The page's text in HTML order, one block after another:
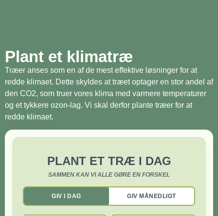
Plant et klimatræ
Træer anses som en af de mest effektive løsninger for at
redde klimaet. Dette skyldes at træet optager en stor andel af
den CO2, som truer vores klima med varmere temperaturer
og et tykkere ozon-lag. Vi skal derfor plante træer for at
redde klimaet.
PLANT ET TRÆ I DAG
SAMMEN KAN VI ALLE GØRE EN FORSKEL
GIV I DAG GIV MÅNEDLIGT